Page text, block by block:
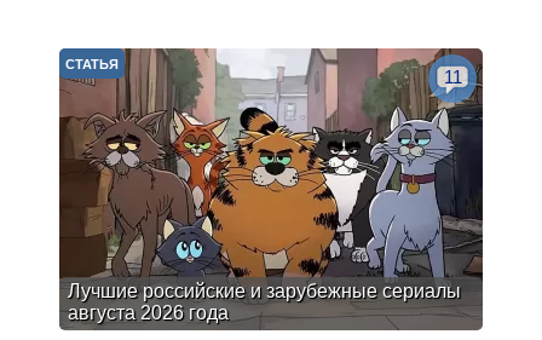
Лучшие российские и зарубежные сериалы
августа 2026 года
СТАТЬЯ
11